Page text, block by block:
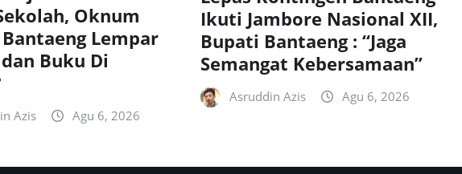
Oknum
Lempar
Buku Di
Azis Agu 6, 2026
Ikuti Jambore Nasional XII,
Bupati Bantaeng : “Jaga
Semangat Kebersamaan”
Asruddin Azis Agu 6, 2026